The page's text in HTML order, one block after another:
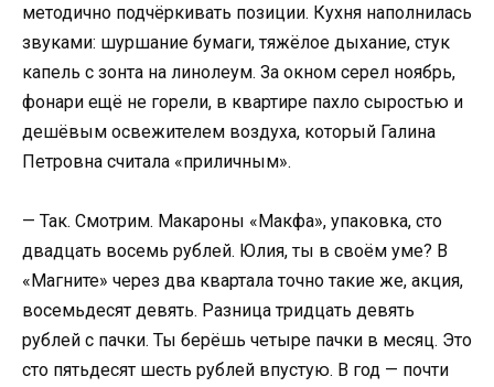
методично подчёркивать позиции. Кухня наполнилась
звуками: шуршание бумаги, тяжёлое дыхание, стук
капель с зонта на линолеум. За окном серел ноябрь,
фонари ещё не горели, в квартире пахло сыростью и
дешёвым освежителем воздуха, который Галина
Петровна считала «приличным».
— Так. Смотрим. Макароны «Макфа», упаковка, сто
двадцать восемь рублей. Юлия, ты в своём уме? В
«Магните» через два квартала точно такие же, акция,
восемьдесят девять. Разница тридцать девять
рублей с пачки. Ты берёшь четыре пачки в месяц. Это
сто пятьдесят шесть рублей впустую. В год — почти